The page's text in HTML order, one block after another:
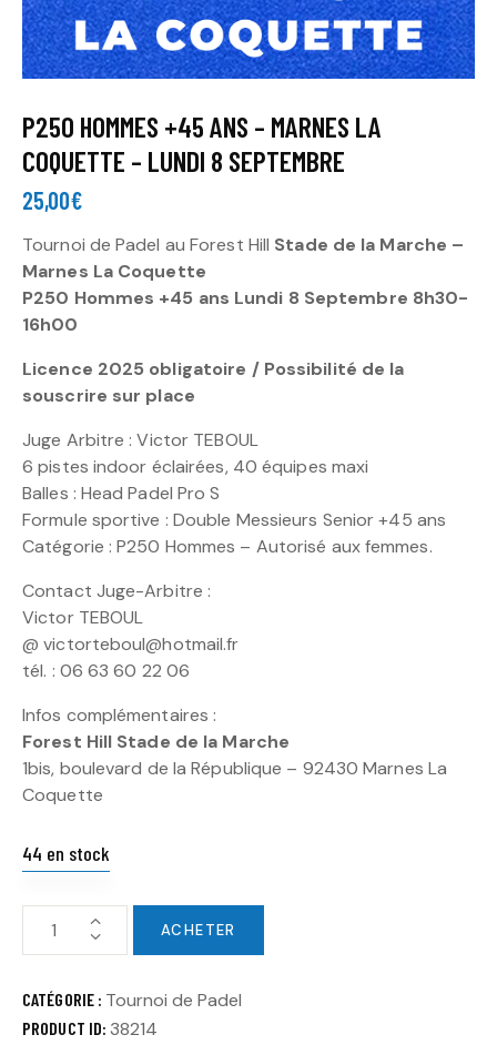
P250 HOMMES +45 ANS – MARNES LA
COQUETTE – LUNDI 8 SEPTEMBRE
25,00€
Tournoi de Padel au Forest Hill Stade de la Marche –
Marnes La Coquette
P250 Hommes +45 ans Lundi 8 Septembre 8h30-
16h00
Licence 2025 obligatoire / Possibilité de la
souscrire sur place
Juge Arbitre : Victor TEBOUL
6 pistes indoor éclairées, 40 équipes maxi
Balles : Head Padel Pro S
Formule sportive : Double Messieurs Senior +45 ans
Catégorie : P250 Hommes – Autorisé aux femmes.
Contact Juge-Arbitre :
Victor TEBOUL
@ victorteboul@hotmail.fr
tél. : 06 63 60 22 06
Infos complémentaires :
Forest Hill Stade de la Marche
1bis, boulevard de la République – 92430 Marnes La
Coquette
44 en stock
ACHETER
CATÉGORIE : Tournoi de Padel
PRODUCT ID: 38214